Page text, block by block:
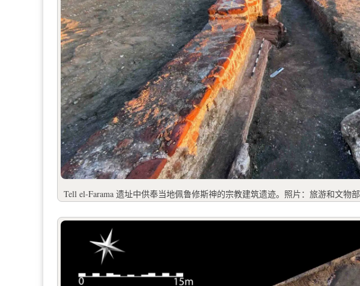
Tell el-Farama 遗址中供奉当地佩鲁修斯神的宗教建筑遗迹。照片：旅游和文物部